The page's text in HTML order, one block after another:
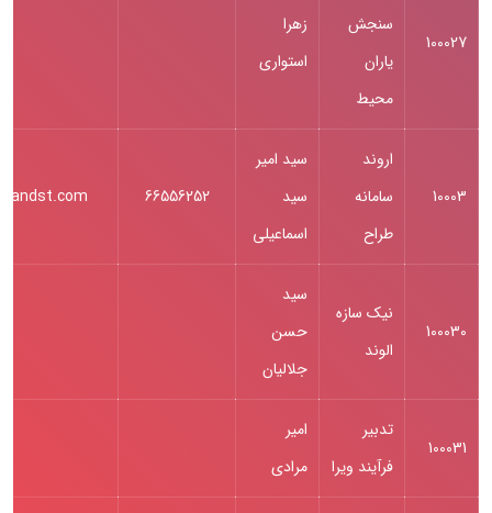
100027
سنجش
یاران
محیط
زهرا
استواری
10003
اروند
سامانه
طراح
سید امیر
سید
اسماعیلی
66556252
100030
نيك سازه
الوند
سید
حسن
جلالیان
100031
تدبیر
فرآیند ویرا
امیر
مرادی